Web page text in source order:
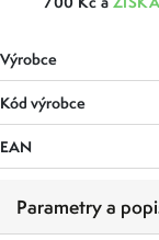
Výrobce
Kód výrobce
EAN
Parametry a